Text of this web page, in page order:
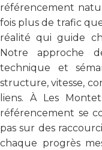
référencement
fois plus de trafic
réalité qui guide
Notre approche
technique et
structure, vitesse,
liens. À Les
référencement se
pas sur des
chaque progrès